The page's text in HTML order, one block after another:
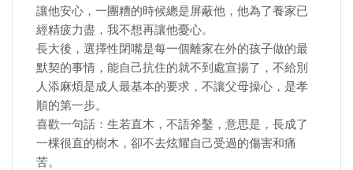
讓他安心，一團糟的時候總是屏蔽他，他為了養家已
經精疲力盡，我不想再讓他憂心。
長大後，選擇性閉嘴是每一個離家在外的孩子做的最
默契的事情，能自己抗住的就不到處宣揚了，不給別
人添麻煩是成人最基本的要求，不讓父母操心，是孝
順的第一步。
喜歡一句話：生若直木，不語斧鑿，意思是，長成了
一棵很直的樹木，卻不去炫耀自己受過的傷害和痛
苦。